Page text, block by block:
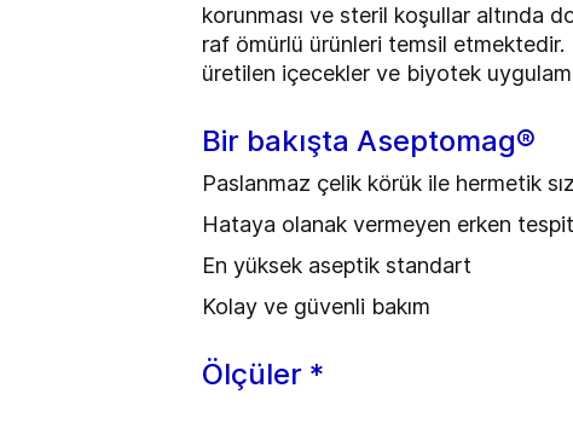
korunması ve steril koşullar altında
raf ömürlü ürünleri temsil etmektedir.
üretilen içecekler ve biyotek
Bir bakışta Aseptomag®
Paslanmaz çelik körük ile hermetik
Hataya olanak vermeyen erken tespit
En yüksek aseptik standart
Kolay ve güvenli bakım
Ölçüler *